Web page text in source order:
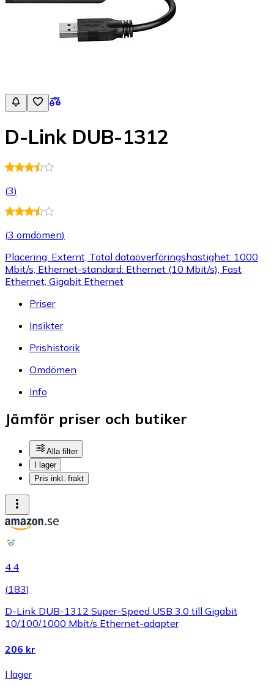
D-Link DUB-1312
(3)
(3 omdömen)
Placering: Externt, Total dataöverföringshastighet: 1000
Mbit/s, Ethernet-standard: Ethernet (10 Mbit/s), Fast
Ethernet, Gigabit Ethernet
Priser
Insikter
Prishistorik
Omdömen
Info
Jämför priser och butiker
Alla filter
I lager
Pris inkl. frakt
4.4
(183)
D-Link DUB-1312 Super-Speed USB 3.0 till Gigabit
10/100/1000 Mbit/s Ethernet-adapter
206 kr
I lager